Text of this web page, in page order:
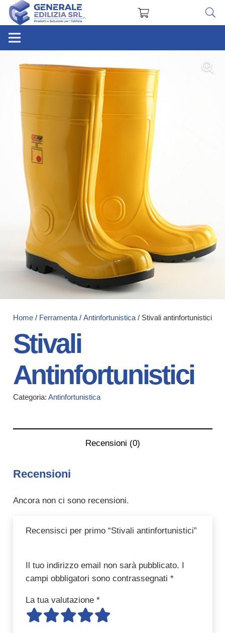
Home/ Ferramenta/ Antinfortunistica/ Stivali antinfortunistici
Stivali
Antinfortunistici
Categoria: Antinfortunistica
Recensioni (0)
Recensioni
Ancora non ci sono recensioni.
Recensisci per primo “Stivali antinfortunistici”
Il tuo indirizzo email non sarà pubblicato. I
campi obbligatori sono contrassegnati *
La tua valutazione *